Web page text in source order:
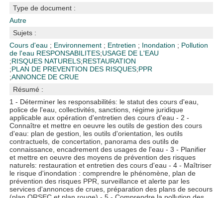
Type de document :
Autre
Sujets :
Cours d'eau ; Environnement ; Entretien ; Inondation ; Pollution
de l'eau RESPONSABILITES;USAGE DE L'EAU
;RISQUES NATURELS;RESTAURATION
;PLAN DE PREVENTION DES RISQUES;PPR
;ANNONCE DE CRUE
Résumé :
1 - Déterminer les responsabilités: le statut des cours d'eau,
police de l'eau, collectivités, sanctions, régime juridique
applicable aux opération d'entretien des cours d'eau - 2 -
Connaître et mettre en oeuvre les outils de gestion des cours
d'eau: plan de gestion, les outils d'orientation, les outils
contractuels, de concertation, panorama des outils de
connaissance, encadrement des usages de l'eau - 3 - Planifier
et mettre en oeuvre des moyens de prévention des risques
naturels: restauration et entretien des cours d'eau - 4 - Maîtriser
le risque d'inondation : comprendre le phénomène, plan de
prévention des risques PPR, surveillance et alerte par les
services d'annonces de crues, préparation des plans de secours